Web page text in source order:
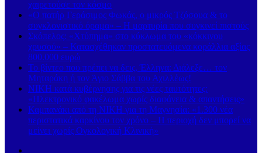
χαιρετούσε τον κόσμο
«Ο πατήρ Γεράσιμος Φωκάς, ο μικρός Τζόσουα & το
συγκλονιστικό όραμα» – Η μαρτυρία που συγκινεί πιστούς
Σκόπελος: «Χτύπημα» στο κύκλωμα του «κόκκινου
χρυσού» – Κατασχέθηκαν προστατευόμενα κοράλλια αξίας
800.000 ευρώ
Το βίντεο που πρέπει να δεις, Έλληνα: Διάλεξε… τον
Μηταράκη ή τον Άγιο Σάββα του Αχιλλέως!
ΝΙΚΗ κατά κυβέρνησης για τις νέες ταυτότητες:
«Ηλεκτρονικό φακέλωμα χωρίς διαφάνεια & απαντήσεις»
Καμπανάκι από τη ΝΙΚΗ για τη Μαγνησία: «1.300 νέα
περιστατικά καρκίνου τον χρόνο – Η περιοχή δεν μπορεί να
μείνει χωρίς Ογκολογική Κλινική»